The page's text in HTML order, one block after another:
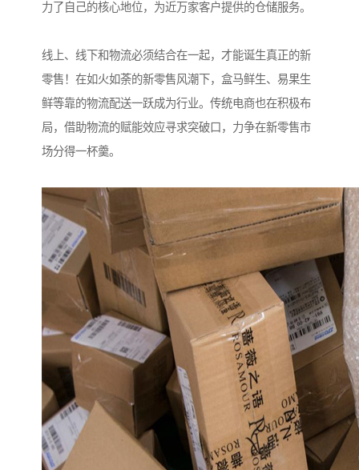
力了自己的核心地位，为近万家客户提供的仓储服务。
线上、线下和物流必须结合在一起，才能诞生真正的新
零售！在如火如荼的新零售风潮下，盒马鲜生、易果生
鲜等靠的物流配送一跃成为行业。传统电商也在积极布
局，借助物流的赋能效应寻求突破口，力争在新零售市
场分得一杯羹。